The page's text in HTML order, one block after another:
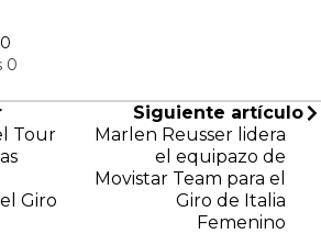
0
0
Tour
Giro
Siguiente artículo
Marlen Reusser lidera
el equipazo de
Movistar Team para el
Giro de Italia
Femenino